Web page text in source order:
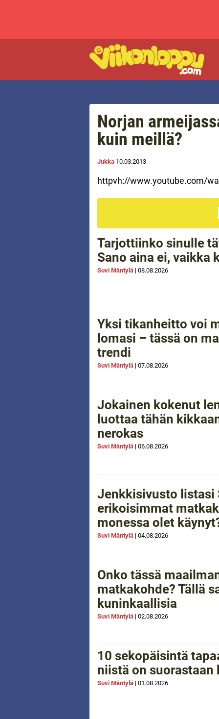
Norjan
kuin meillä?
Jukka 10.03.2013
httpvh://www.youtube.com/
Tarjottiinko sinulle
Sano aina ei, vaikka
Suvi Mäntylä | 08.08.2026
Yksi tikanheitto voi
lomasi – tässä on
trendi
Suvi Mäntylä | 07.08.2026
Jokainen kokenut
luottaa tähän
nerokas
Suvi Mäntylä | 06.08.2026
Jenkkisivusto listasi
erikoisimmat
monessa olet
Suvi Mäntylä | 04.08.2026
Onko tässä
matkakohde? Tällä
kuninkaallisia
Suvi Mäntylä | 02.08.2026
10 sekopäisintä
niistä on suorastaan
Suvi Mäntylä | 01.08.2026